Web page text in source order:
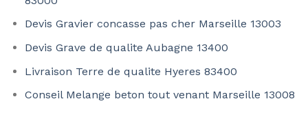
Devis Gravier concasse pas cher Marseille 13003
Devis Grave de qualite Aubagne 13400
Livraison Terre de qualite Hyeres 83400
Conseil Melange beton tout venant Marseille 13008